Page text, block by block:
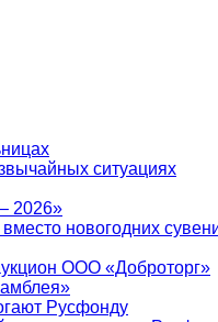
ситуациях
2026»
вместо новогодних
ООО «Доброторг»
Русфонду